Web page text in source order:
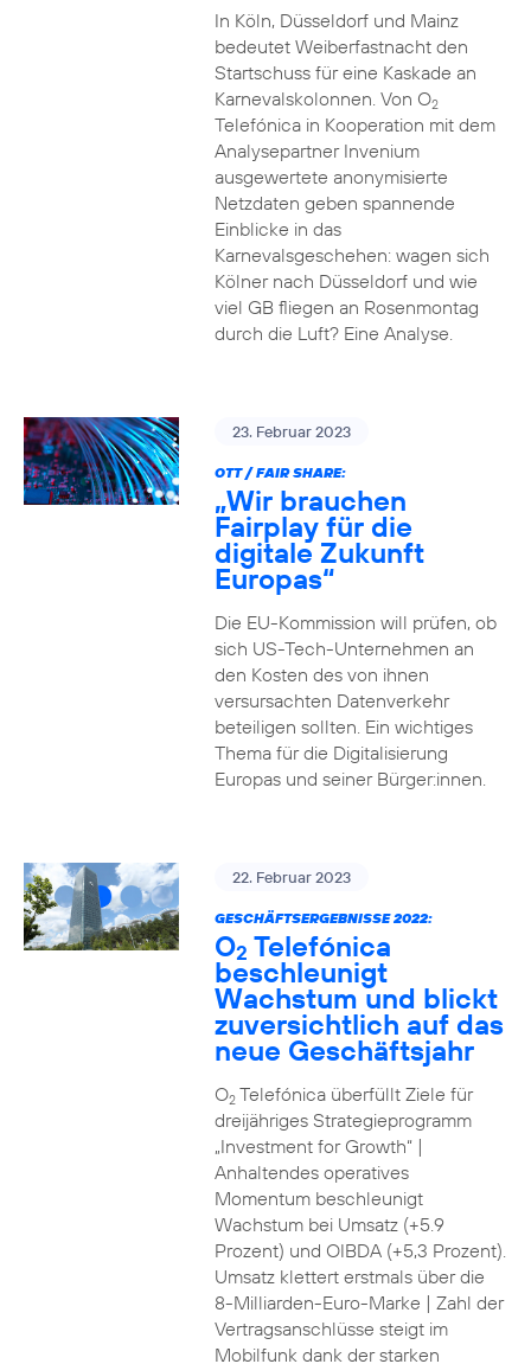
In Köln, Düsseldorf und Mainz
bedeutet Weiberfastnacht den
Startschuss für eine Kaskade an
Karnevalskolonnen. Von O2
Telefónica in Kooperation mit dem
Analysepartner Invenium
ausgewertete anonymisierte
Netzdaten geben spannende
Einblicke in das
Karnevalsgeschehen: wagen sich
Kölner nach Düsseldorf und wie
viel GB fliegen an Rosenmontag
durch die Luft? Eine Analyse.
23. Februar 2023
OTT / FAIR SHARE:
„Wir brauchen
Fairplay für die
digitale Zukunft
Europas“
Die EU-Kommission will prüfen, ob
sich US-Tech-Unternehmen an
den Kosten des von ihnen
versursachten Datenverkehr
beteiligen sollten. Ein wichtiges
Thema für die Digitalisierung
Europas und seiner Bürger:innen.
22. Februar 2023
GESCHÄFTSERGEBNISSE 2022:
O2 Telefónica
beschleunigt
Wachstum und blickt
zuversichtlich auf das
neue Geschäftsjahr
O2Telefónica überfüllt Ziele für
dreijähriges Strategieprogramm
„Investment for Growth“ |
Anhaltendes operatives
Momentum beschleunigt
Wachstum bei Umsatz (+5.9
Prozent) und OIBDA (+5,3 Prozent).
Umsatz klettert erstmals über die
8-Milliarden-Euro-Marke | Zahl der
Vertragsanschlüsse steigt im
Mobilfunk dank der starken